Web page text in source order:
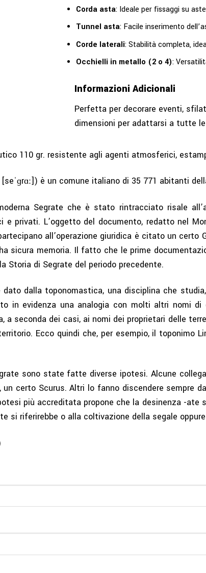
Corda asta: Ideale per fissaggi su
Tunnel asta: Facile inserimento
Corde laterali: Stabilità completa,
Occhielli in metallo (2 o 4):
Informazioni Adicionali
Perfetta per decorare eventi,
dimensioni per adattarsi a tutte
110 gr. resistente agli agenti atmosferici,
è un comune italiano di 35 771 abitanti
Segrate che è stato rintracciato risale
privati. L’oggetto del documento, redatto nel
all’operazione giuridica è citato un certo
sicura memoria. Il fatto che le prime
Storia di Segrate del periodo precedente.
dalla toponomastica, una disciplina che
in evidenza una analogia con molti altri nomi di
seconda dei casi, ai nomi dei proprietari delle
Ecco quindi che, per esempio, il toponimo
sono state fatte diverse ipotesi. Alcune
certo Scurus. Altri lo fanno discendere sempre
più accreditata propone che la desinenza -
si riferirebbe o alla coltivazione della segale